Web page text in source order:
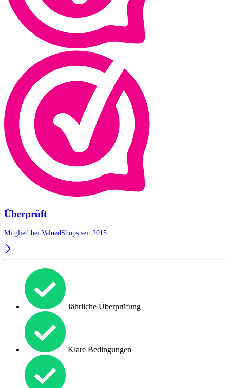
Überprüft
Mitglied bei ValuedShops seit 2015
Jährliche Überprüfung
Klare Bedingungen